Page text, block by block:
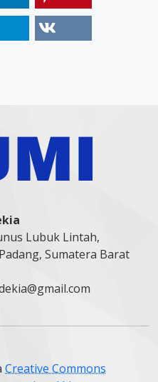
Lubuk Lintah,
Sumatera Barat
Creative Commons